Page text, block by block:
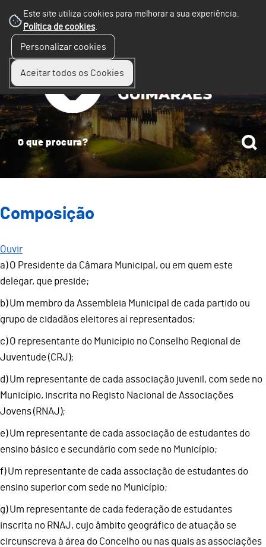
Este site utiliza cookies para melhorar a sua experiência.
Política de cookies.
Personalizar cookies
Aceitar todos os Cookies
Composição
Ouvir
a) O Presidente da Câmara Municipal, ou em quem este
delegar, que preside;
b) Um membro da Assembleia Municipal de cada partido ou
grupo de cidadãos eleitores aí representados;
c) O representante do Município no Conselho Regional de
Juventude (CRJ);
d) Um representante de cada associação juvenil, com sede no
Município, inscrita no Registo Nacional de Associações
Jovens (RNAJ);
e) Um representante de cada associação de estudantes do
ensino básico e secundário com sede no Município;
f) Um representante de cada associação de estudantes do
ensino superior com sede no Município;
g) Um representante de cada federação de estudantes
inscrita no RNAJ, cujo âmbito geográfico de atuação se
circunscreva à área do Concelho ou nas quais as associações